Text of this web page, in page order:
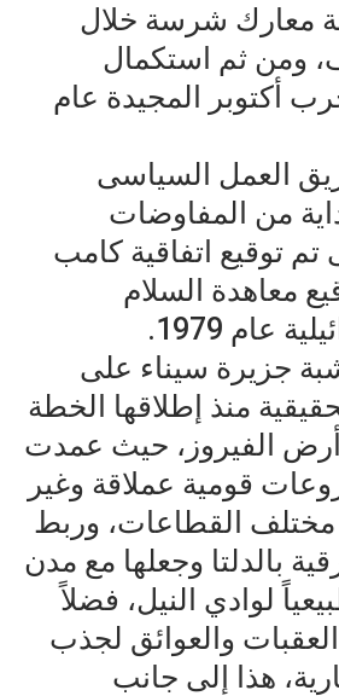
معارك شرسة خلال
ومن ثم استكمال
أكتوبر المجيدة عام
العمل السياسى
من المفاوضات
تم توقيع اتفاقية كامب
معاهدة السلام
عام 1979.
جزيرة سيناء على
منذ إطلاقها الخطة
أرض الفيروز، حيث عمدت
قومية عملاقة وغير
القطاعات، وربط
بالدلتا وجعلها مع مدن
لوادي النيل، فضلاً
والعوائق لجذب
هذا إلى جانب